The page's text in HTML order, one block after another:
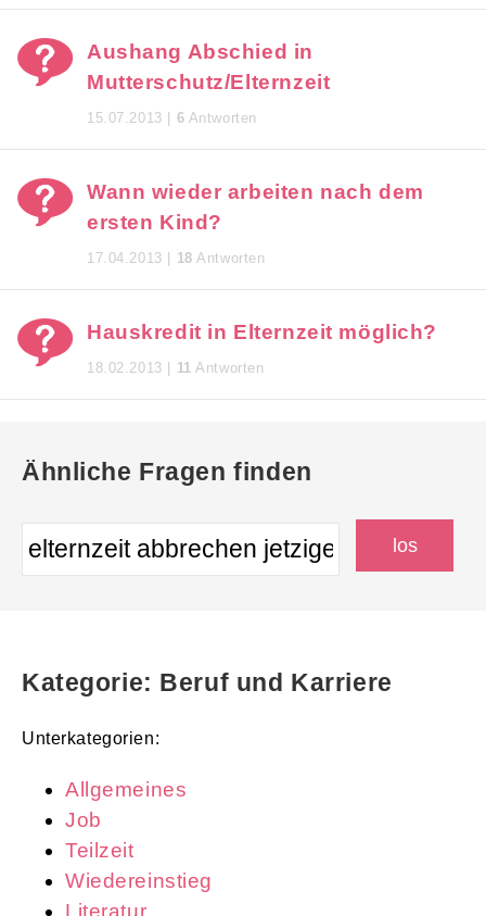
Aushang Abschied in
Mutterschutz/Elternzeit
15.07.2013 | 6 Antworten
Wann wieder arbeiten nach dem
ersten Kind?
17.04.2013 | 18 Antworten
Hauskredit in Elternzeit möglich?
18.02.2013 | 11 Antworten
Ähnliche Fragen finden
Kategorie: Beruf und Karriere
Unterkategorien:
Allgemeines
Job
Teilzeit
Wiedereinstieg
Literatur